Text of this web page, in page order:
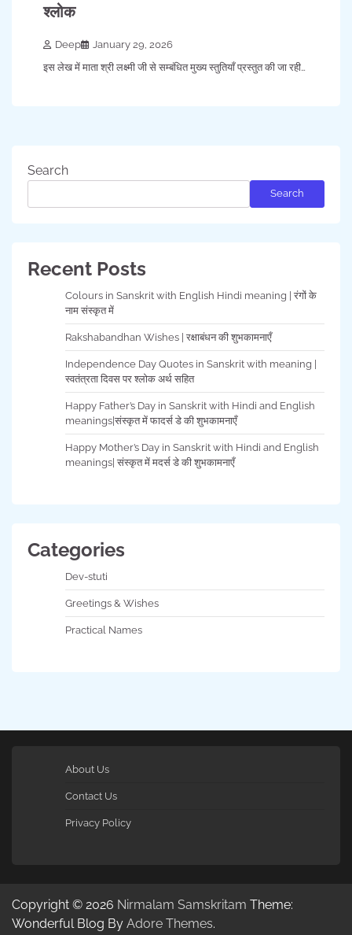
श्लोक
Deep
January 29, 2026
इस लेख में माता श्री लक्ष्मी जी से सम्बंधित मुख्य स्तुतियाँ प्रस्तुत की जा रही…
Search
Search
Recent Posts
Colours in Sanskrit with English Hindi meaning | रंगों के
नाम संस्कृत में
Rakshabandhan Wishes | रक्षाबंधन की शुभकामनाएँ
Independence Day Quotes in Sanskrit with meaning |
स्वतंत्रता दिवस पर श्लोक अर्थ सहित
Happy Father’s Day in Sanskrit with Hindi and English
meanings|संस्कृत में फादर्स डे की शुभकामनाएँ
Happy Mother’s Day in Sanskrit with Hindi and English
meanings| संस्कृत में मदर्स डे की शुभकामनाएँ
Categories
Dev-stuti
Greetings & Wishes
Practical Names
About Us
Contact Us
Privacy Policy
Copyright © 2026 Nirmalam Samskritam Theme:
Wonderful Blog By Adore Themes.